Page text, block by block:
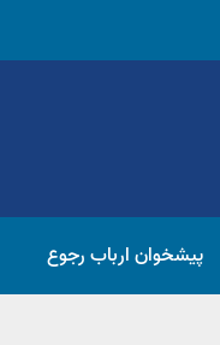
پیشخوان ارباب رجوع